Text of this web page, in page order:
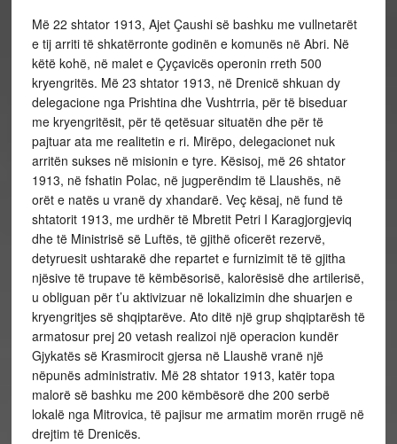
Më 22 shtator 1913, Ajet Çaushi së bashku me vullnetarët
e tij arriti të shkatërronte godinën e komunës në Abri. Në
këtë kohë, në malet e Çyçavicës operonin rreth 500
kryengritës. Më 23 shtator 1913, në Drenicë shkuan dy
delegacione nga Prishtina dhe Vushtrria, për të biseduar
me kryengritësit, për të qetësuar situatën dhe për të
pajtuar ata me realitetin e ri. Mirëpo, delegacionet nuk
arritën sukses në misionin e tyre. Kësisoj, më 26 shtator
1913, në fshatin Polac, në jugperëndim të Llaushës, në
orët e natës u vranë dy xhandarë. Veç kësaj, në fund të
shtatorit 1913, me urdhër të Mbretit Petri I Karagjorgjeviq
dhe të Ministrisë së Luftës, të gjithë oficerët rezervë,
detyruesit ushtarakë dhe repartet e furnizimit të të gjitha
njësive të trupave të këmbësorisë, kalorësisë dhe artilerisë,
u obliguan për t’u aktivizuar në lokalizimin dhe shuarjen e
kryengritjes së shqiptarëve. Ato ditë një grup shqiptarësh të
armatosur prej 20 vetash realizoi një operacion kundër
Gjykatës së Krasmirocit gjersa në Llaushë vranë një
nëpunës administrativ. Më 28 shtator 1913, katër topa
malorë së bashku me 200 këmbësorë dhe 200 serbë
lokalë nga Mitrovica, të pajisur me armatim morën rrugë në
drejtim të Drenicës.